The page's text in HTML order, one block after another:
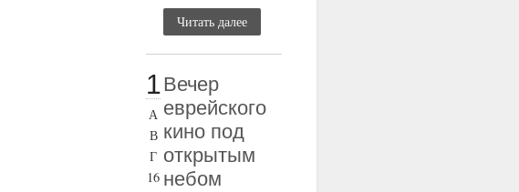
Читать далее
1
А
В
Г
16
Вечер
еврейского
кино под
открытым
небом